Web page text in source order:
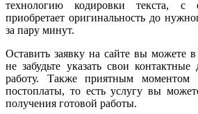
технологию кодировки текста,
приобретает оригинальность до
за пару минут.
Оставить заявку на сайте вы можете
не забудьте указать свои
работу. Также приятным моментом
постоплаты, то есть услугу вы
получения готовой работы.